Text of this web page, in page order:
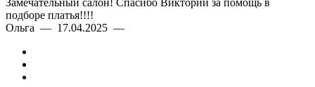
Замечательный салон! Спасибо Виктории за помощь в
подборе платья!!!!
Ольга — 17.04.2025 —